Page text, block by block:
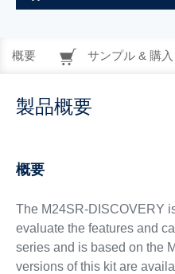
概要 サンプル & 購入
製品概要
概要
The M24SR-DISCOVERY
evaluate the features and
series and is based on the
versions of this kit are